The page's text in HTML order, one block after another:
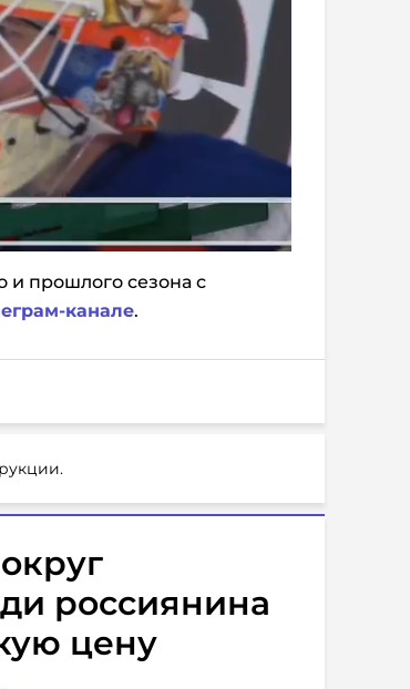
и прошлого сезона с
канале.
россиянина
цену